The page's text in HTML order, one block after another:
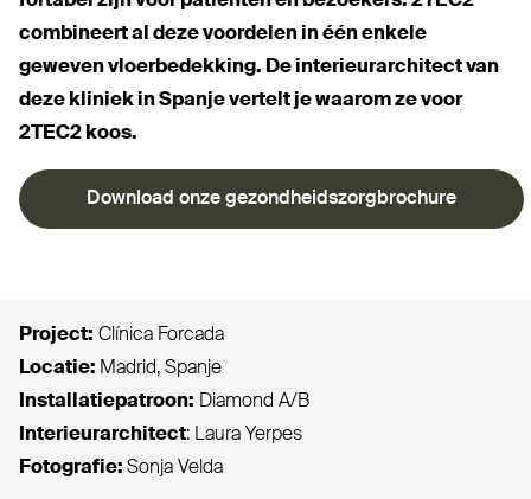
com­bineert al deze voordelen in één enkele
geweven vloer­be­dekking. De inte­ri­eur­ar­chitect van
deze kliniek in Spanje vertelt je waarom ze voor
2TEC2 koos.
Download onze gezondheidszorgbrochure
Project: Clínica Forcada
Locatie: Madrid, Spanje
Instal­la­tie­patroon: Diamond A/B
Inte­ri­eur­ar­chitect: Laura Yerpes
Fotografie: Sonja Velda